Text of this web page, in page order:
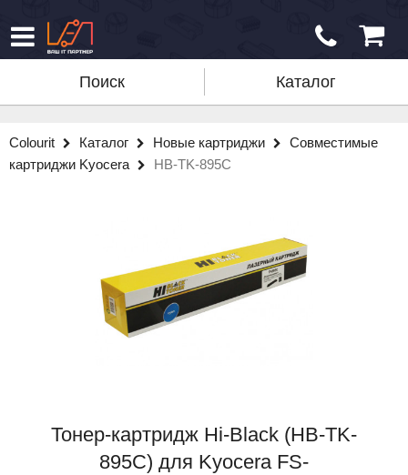
Поиск Каталог
Colourit Каталог Новые картриджи
Совместимые
картриджи Kyocera
HB-TK-895C
Тонер-картридж Hi-Black (HB-TK-
895C) для Kyocera FS-